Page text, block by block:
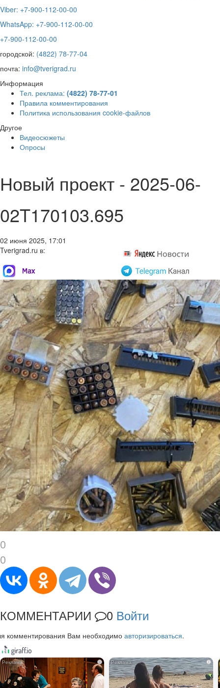
Viber: +7-900-112-00-00
WhatsApp: +7-900-112-00-00
+7-900-112-00-00
городской: (4822) 78-77-04
почта: info@tverigrad.ru
Информация
Тел. реклама: (4822) 78-77-01
Правила комментирования
Политика использования cookie-файлов
Другое
Видеосюжеты
Опросы
Новый проект - 2025-06-
02T170103.695
02 июня 2025, 17:01
Tverigrad.ru в:
0
0
КОММЕНТАРИИ 0 Войти
комментирования Вам необходимо авторизироваться.
i i